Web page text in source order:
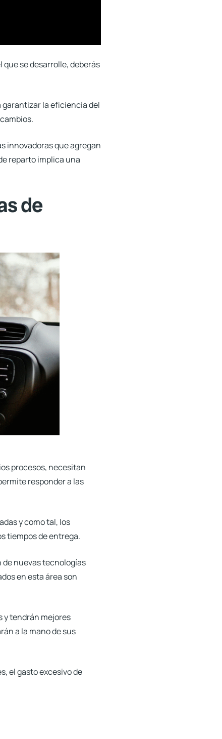
se desarrolle, deberás
la eficiencia del
innovadoras que agregan
reparto implica una
de
procesos, necesitan
responder a las
y como tal, los
tiempos de entrega.
de nuevas tecnologías
en esta área son
y tendrán mejores
a la mano de sus
el gasto excesivo de